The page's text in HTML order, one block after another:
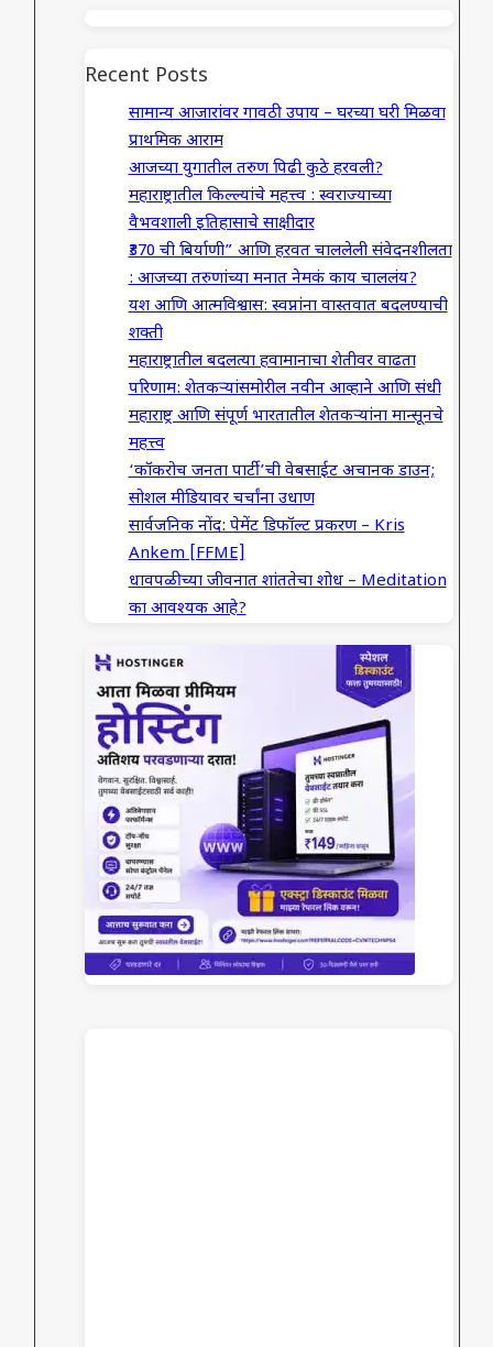
Recent Posts
सामान्य आजारांवर गावठी उपाय – घरच्या घरी मिळवा
प्राथमिक आराम
आजच्या युगातील तरुण पिढी कुठे हरवली?
महाराष्ट्रातील किल्ल्यांचे महत्त्व : स्वराज्याच्या
वैभवशाली इतिहासाचे साक्षीदार
₹370 ची बिर्याणी” आणि हरवत चाललेली संवेदनशीलता
: आजच्या तरुणांच्या मनात नेमकं काय चाललंय?
यश आणि आत्मविश्वास: स्वप्नांना वास्तवात बदलण्याची
शक्ती
महाराष्ट्रातील बदलत्या हवामानाचा शेतीवर वाढता
परिणाम: शेतकऱ्यांसमोरील नवीन आव्हाने आणि संधी
महाराष्ट्र आणि संपूर्ण भारतातील शेतकऱ्यांना मान्सूनचे
महत्त्व
‘कॉकरोच जनता पार्टी’ची वेबसाईट अचानक डाउन;
सोशल मीडियावर चर्चांना उधाण
सार्वजनिक नोंद: पेमेंट डिफॉल्ट प्रकरण – Kris
Ankem [FFME]
धावपळीच्या जीवनात शांततेचा शोध – Meditation
का आवश्यक आहे?